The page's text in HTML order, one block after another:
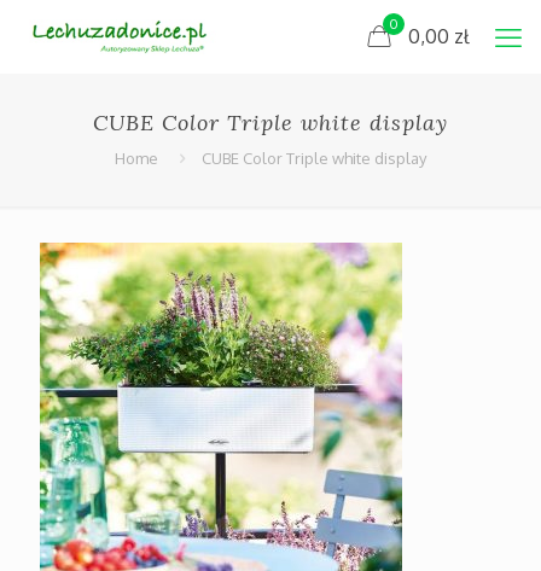
0 0,00 zł
CUBE Color Triple white display
Home CUBE Color Triple white display